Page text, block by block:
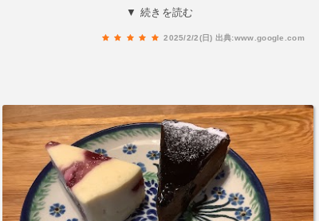
格大人のケーキ。ワインとのマリアージュはこの
▼ 続きを読む
2025/2/2(日) 出典:www.google.com